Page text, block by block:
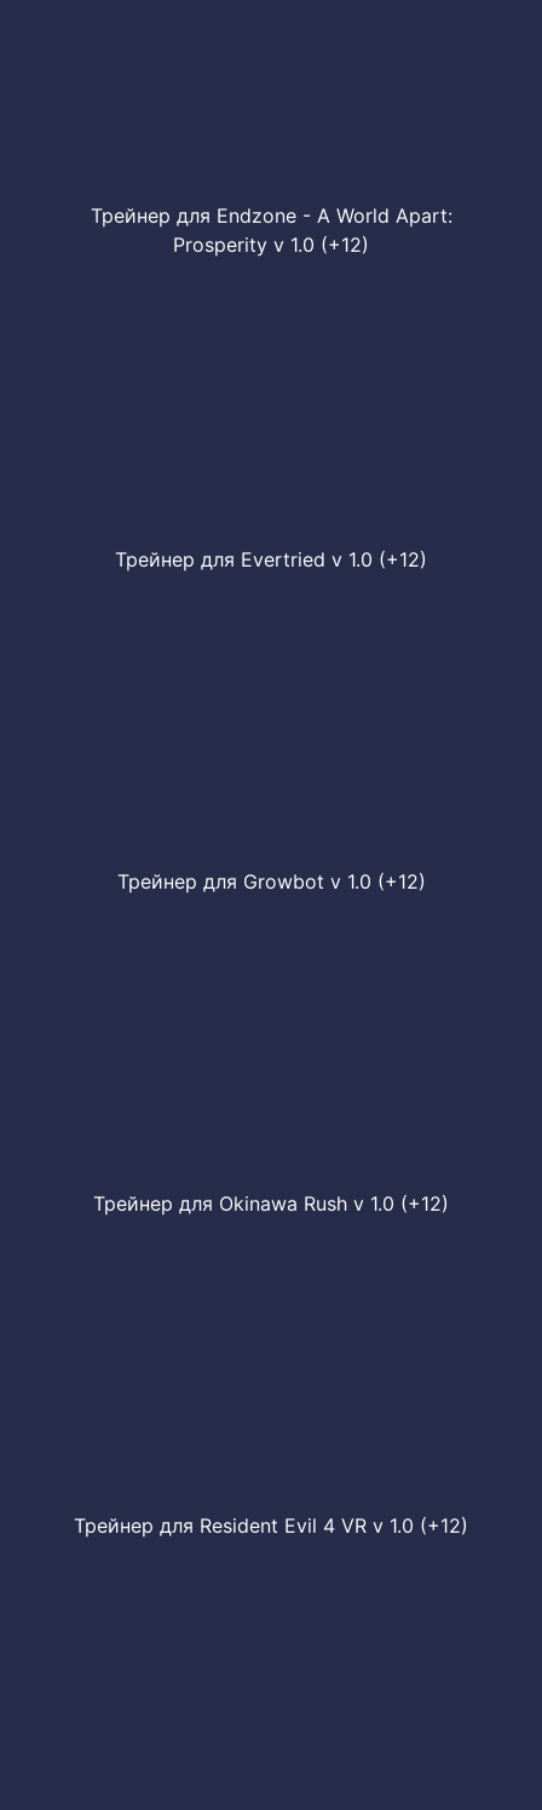
Трейнер для Endzone - A World Apart:
Prosperity v 1.0 (+12)
Трейнер для Evertried v 1.0 (+12)
Трейнер для Growbot v 1.0 (+12)
Трейнер для Okinawa Rush v 1.0 (+12)
Трейнер для Resident Evil 4 VR v 1.0 (+12)